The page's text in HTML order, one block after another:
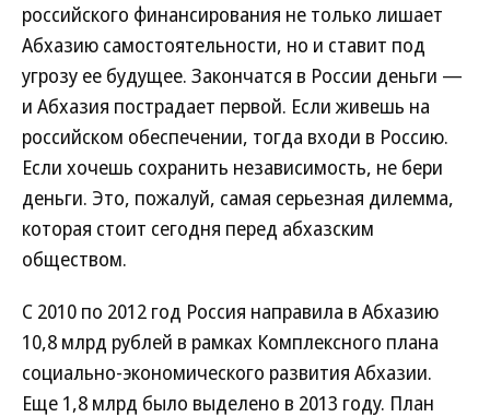
российского финансирования не только лишает
Абхазию самостоятельности, но и ставит под
угрозу ее будущее. Закончатся в России деньги —
и Абхазия пострадает первой. Если живешь на
российском обеспечении, тогда входи в Россию.
Если хочешь сохранить независимость, не бери
деньги. Это, пожалуй, самая серьезная дилемма,
которая стоит сегодня перед абхазским
обществом.
С 2010 по 2012 год Россия направила в Абхазию
10,8 млрд рублей в рамках Комплексного плана
социально-экономического развития Абхазии.
Еще 1,8 млрд было выделено в 2013 году. План